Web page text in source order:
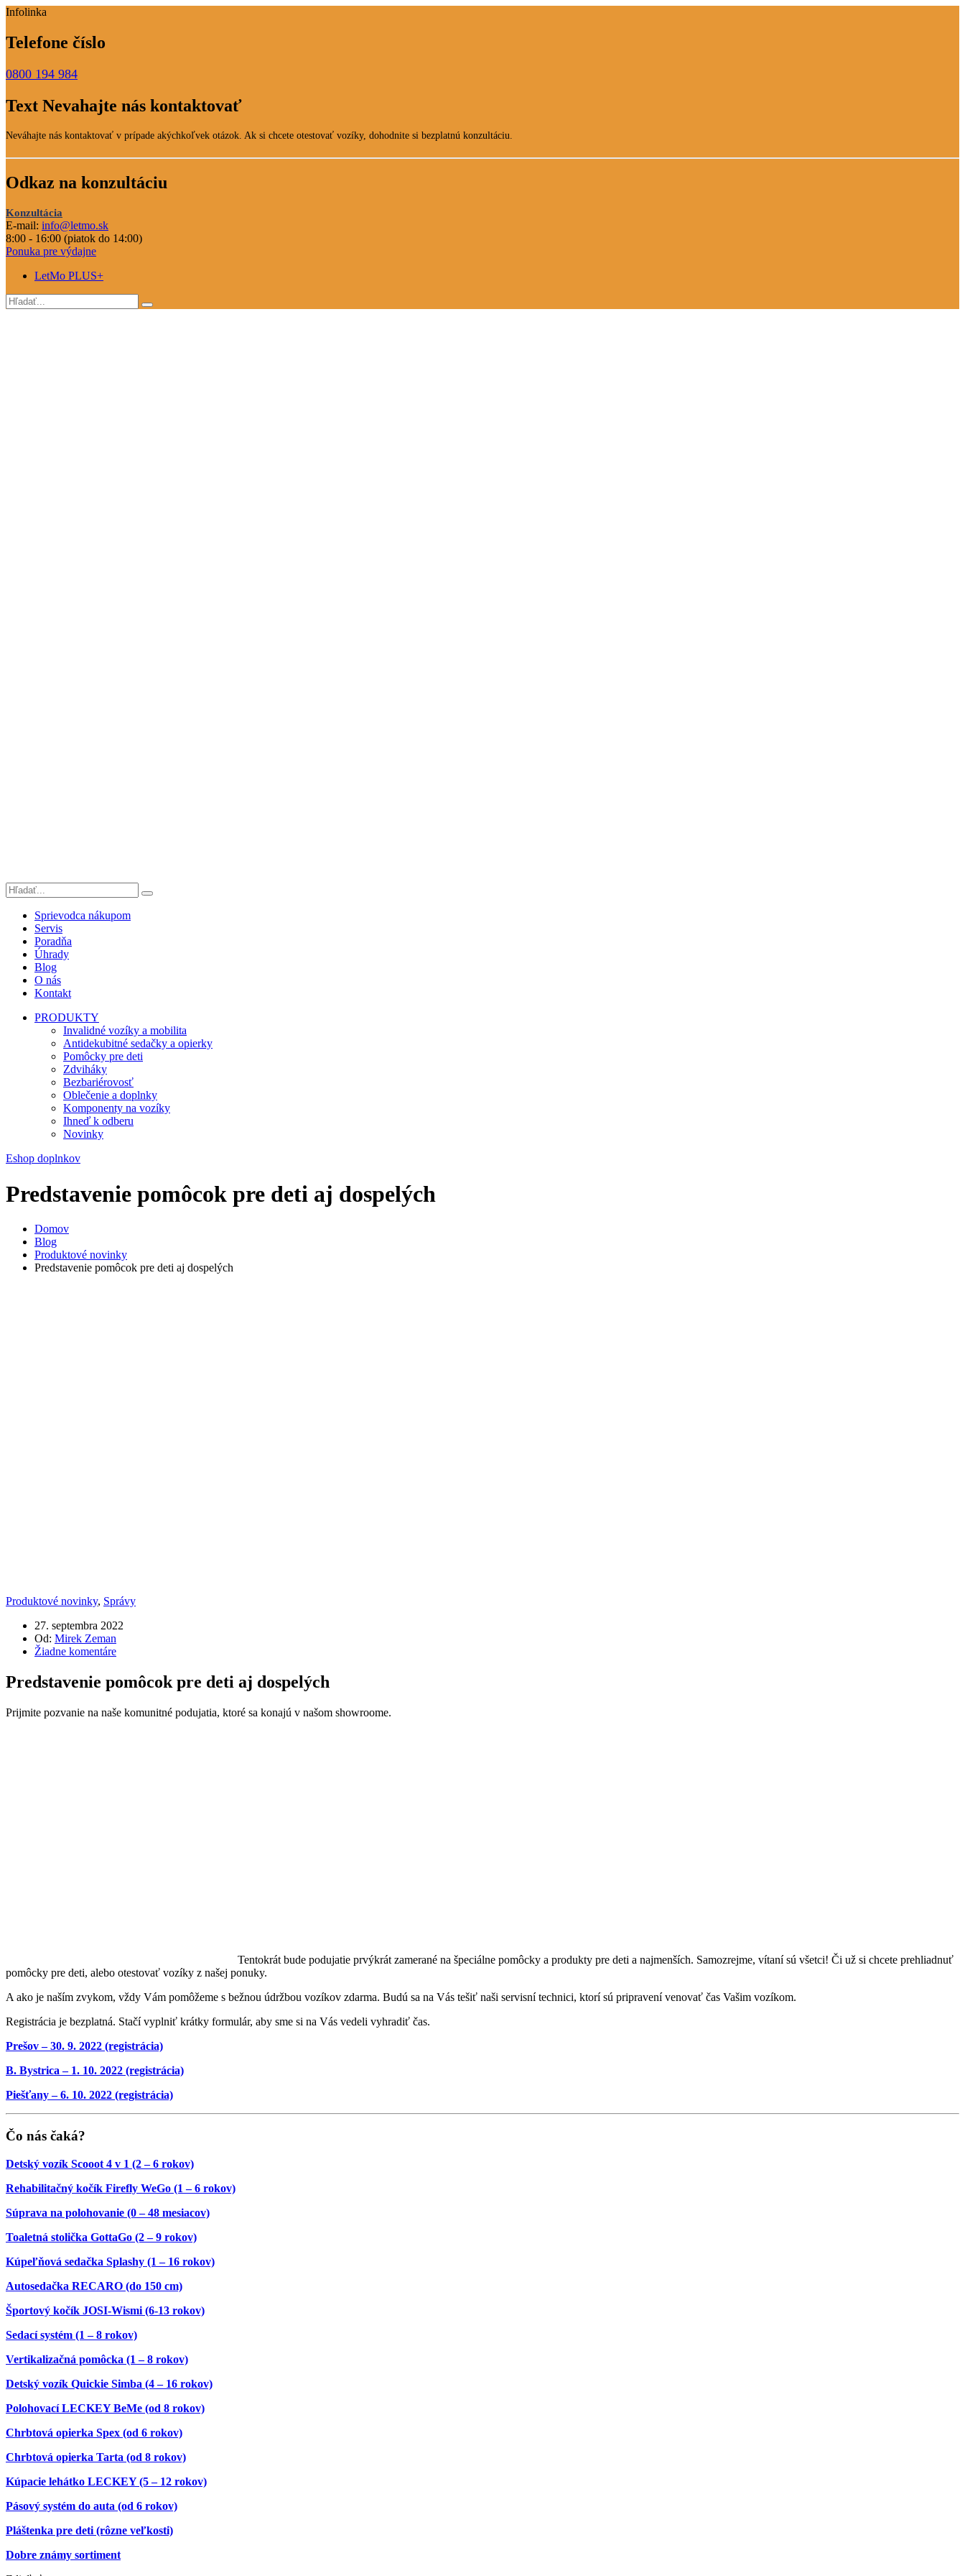
Infolinka
Telefone číslo
0800 194 984
Text Nevahajte nás kontaktovať
Neváhajte nás kontaktovať v prípade akýchkoľvek otázok. Ak si chcete otestovať vozíky, dohodnite si bezplatnú konzultáciu.
Odkaz na konzultáciu
Konzultácia
E-mail: info@letmo.sk
8:00 - 16:00 (piatok do 14:00)
Ponuka pre výdajne
LetMo PLUS+
Sprievodca nákupom
Servis
Poradňa
Úhrady
Blog
O nás
Kontakt
PRODUKTY
Invalidné vozíky a mobilita
Antidekubitné sedačky a opierky
Pomôcky pre deti
Zdviháky
Bezbariérovosť
Oblečenie a doplnky
Komponenty na vozíky
Ihneď k odberu
Novinky
Eshop doplnkov
Predstavenie pomôcok pre deti aj dospelých
Domov
Blog
Produktové novinky
Predstavenie pomôcok pre deti aj dospelých
Produktové novinky, Správy
27. septembra 2022
Od: Mirek Zeman
Žiadne komentáre
Predstavenie pomôcok pre deti aj dospelých
Prijmite pozvanie na naše komunitné podujatia, ktoré sa konajú v našom showroome.
Tentokrát bude podujatie prvýkrát zamerané na špeciálne pomôcky a produkty pre deti a najmenších. Samozrejme, vítaní sú všetci! Či už si chcete prehliadnuť
pomôcky pre deti, alebo otestovať vozíky z našej ponuky.
A ako je naším zvykom, vždy Vám pomôžeme s bežnou údržbou vozíkov zdarma. Budú sa na Vás tešiť naši servisní technici, ktorí sú pripravení venovať čas Vašim vozíkom.
Registrácia je bezplatná. Stačí vyplniť krátky formulár, aby sme si na Vás vedeli vyhradiť čas.
Prešov – 30. 9. 2022 (registrácia)
B. Bystrica – 1. 10. 2022 (registrácia)
Piešťany – 6. 10. 2022 (registrácia)
Čo nás čaká?
Detský vozík Scooot 4 v 1 (2 – 6 rokov)
Rehabilitačný kočík Firefly WeGo (1 – 6 rokov)
Súprava na polohovanie (0 – 48 mesiacov)
Toaletná stolička GottaGo (2 – 9 rokov)
Kúpeľňová sedačka Splashy (1 – 16 rokov)
Autosedačka RECARO (do 150 cm)
Športový kočík JOSI-Wismi (6-13 rokov)
Sedací systém (1 – 8 rokov)
Vertikalizačná pomôcka (1 – 8 rokov)
Detský vozík Quickie Simba (4 – 16 rokov)
Polohovací LECKEY BeMe (od 8 rokov)
Chrbtová opierka Spex (od 6 rokov)
Chrbtová opierka Tarta (od 8 rokov)
Kúpacie lehátko LECKEY (5 – 12 rokov)
Pásový systém do auta (od 6 rokov)
Pláštenka pre deti (rôzne veľkosti)
Dobre známy sortiment